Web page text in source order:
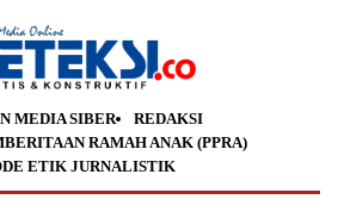
MEDIA SIBER
REDAKSI
RAMAH ANAK (PPRA)
ETIK JURNALISTIK